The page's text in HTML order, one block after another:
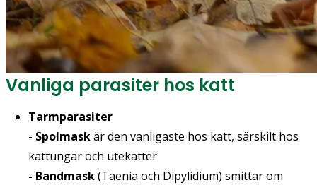
Vanliga parasiter hos katt
Tarmparasiter
- Spolmaskär den vanligaste hos katt, särskilt hos
kattungar och utekatter
- Bandmask(Taenia och Dipylidium) smittar om